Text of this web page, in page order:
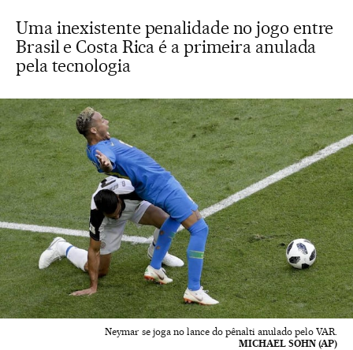
Uma inexistente penalidade no jogo entre
Brasil e Costa Rica é a primeira anulada
pela tecnologia
Neymar se joga no lance do pênalti anulado pelo VAR.
MICHAEL SOHN (AP)